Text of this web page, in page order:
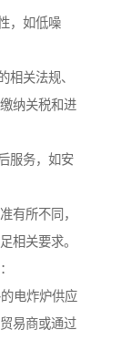
，如低噪
相关法规、
纳关税和进
服务，如安
有所不同，
相关要求。
电炸炉供应
易商或通过